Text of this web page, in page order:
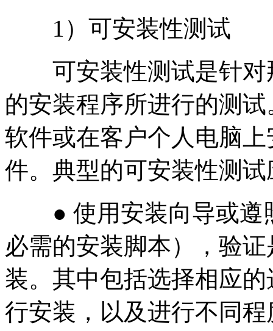
1）可安装性测试
可安装性测试是针对
的安装程序所进行的测
软件或在客户个人电脑
件。典型的可安装性测
● 使用安装向导或遵
必需的安装脚本），验
装。其中包括选择相应
行安装，以及进行不同